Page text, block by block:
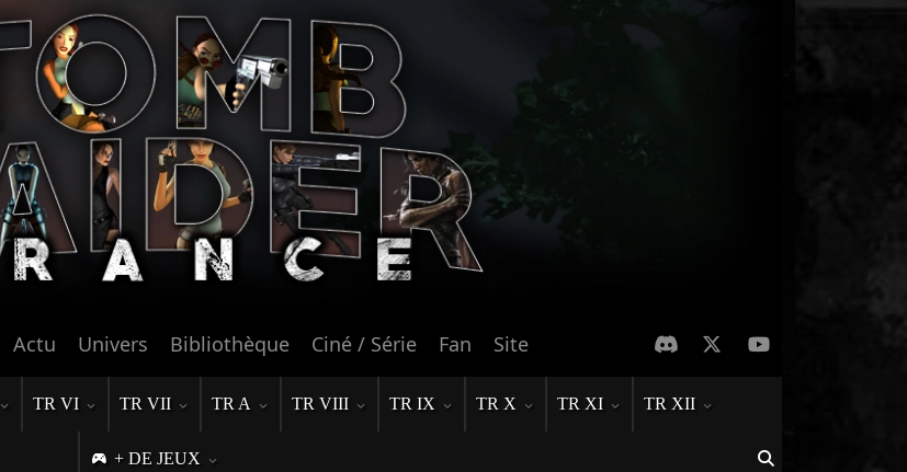
Actu Univers Bibliothèque Ciné / Série Fan Site
TR VI TR VII TR A TR VIII TR IX TR X TR XI TR XII
+ DE JEUX